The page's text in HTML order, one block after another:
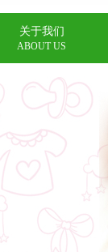
关于我们
ABOUT US